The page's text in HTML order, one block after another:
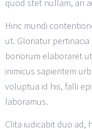
quod stet nullam, an
Hinc mundi
ut. Gloriatur pertinacia
bonorum elaboraret
inimicus sapientem
voluptua id his, falli
laboramus.
Clita iudicabit duo ad,